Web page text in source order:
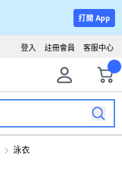
打開 App
客服中心
註冊會員
登入
泳衣